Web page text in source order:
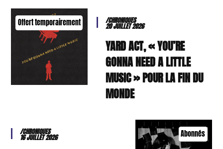
Offert temporairement /CHRONIQUES
20 JUILLET 2026
YARD ACT, « YOU’RE
GONNA NEED A LITTLE
MUSIC » POUR LA FIN DU
MONDE
Abonnés
/CHRONIQUES
16 JUILLET 2026